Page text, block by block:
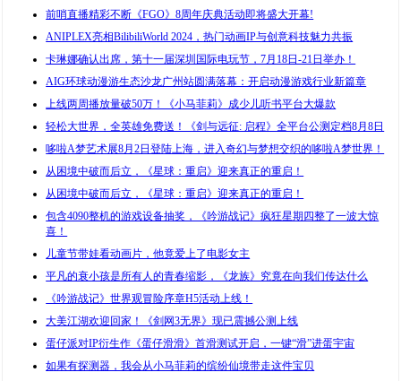
前哨直播精彩不断《FGO》8周年庆典活动即将盛大开幕!
ANIPLEX亮相BilibiliWorld 2024，热门动画IP与创意科技魅力共振
卡琳娜确认出席，第十一届深圳国际电玩节，7月18日-21日举办！
AIG环球动漫游生态沙龙广州站圆满落幕：开启动漫游戏行业新篇章
上线两周播放量破50万！《小马菲莉》成少儿听书平台大爆款
轻松大世界，全英雄免费送！《剑与远征: 启程》全平台公测定档8月8日
哆啦A梦艺术展8月2日登陆上海，进入奇幻与梦想交织的哆啦A梦世界！
从困境中破而后立，《星球：重启》迎来真正的重启！
从困境中破而后立，《星球：重启》迎来真正的重启！
包含4090整机的游戏设备抽奖，《吟游战记》疯狂星期四整了一波大惊
喜！
儿童节带娃看动画片，他竟爱上了电影女主
平凡的衰小孩是所有人的青春缩影，《龙族》究竟在向我们传达什么
《吟游战记》世界观冒险序章H5活动上线！
大美江湖欢迎回家！《剑网3无界》现已震撼公测上线
蛋仔派对IP衍生作《蛋仔滑滑》首滑测试开启，一键“滑”进蛋宇宙
如果有探测器，我会从小马菲莉的缤纷仙境带走这件宝贝